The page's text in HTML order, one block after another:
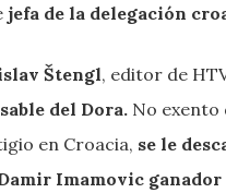
jefa de la delegación
Štengl, editor de
del Dora. No exento
en Croacia, se le
Imamovic